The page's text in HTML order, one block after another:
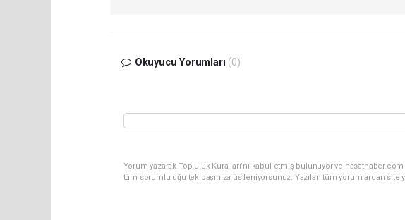
Okuyucu Yorumları (0)
Yorum yazarak Topluluk Kuralları’nı kabul etmiş bulunuyor ve
tüm sorumluluğu tek başınıza üstleniyorsunuz. Yazılan tüm yorumlardan